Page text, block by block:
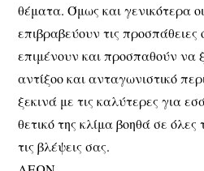
θέματα. Όμως και γενικότερα
επιβραβεύουν τις
επιμένουν και προσπαθούν να
αντίξοο και ανταγωνιστικό
ξεκινά με τις καλύτερες για
θετικό της κλίμα βοηθά σε όλες
τις βλέψεις σας.